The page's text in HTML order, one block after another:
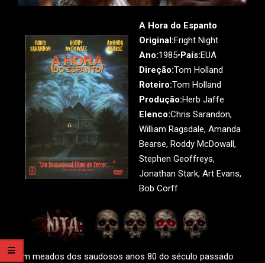
A Hora do Espanto
Original:Fright Night
Ano:1985•País:EUA
Direção:Tom Holland
Roteiro:Tom Holland
Produção:Herb Jaffe
Elenco:Chris Sarandon,
William Ragsdale, Amanda
Bearse, Roddy McDowall,
Stephen Geoffreys,
Jonathan Stark, Art Evans,
Bob Corff
Em meados dos saudosos anos 80 do século passado